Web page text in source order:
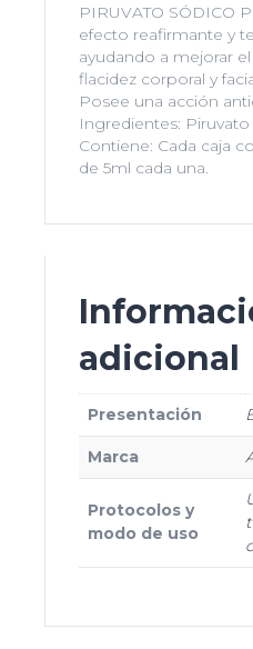
PIRUVATO SÓDICO
efecto reafirmante y
ayudando a mejorar
flacidez corporal y
Posee una acción
Ingredientes: Piruvato
Contiene: Cada caja
de 5ml cada una.
adicional
Presentación
Marca
Protocolos y
modo de uso